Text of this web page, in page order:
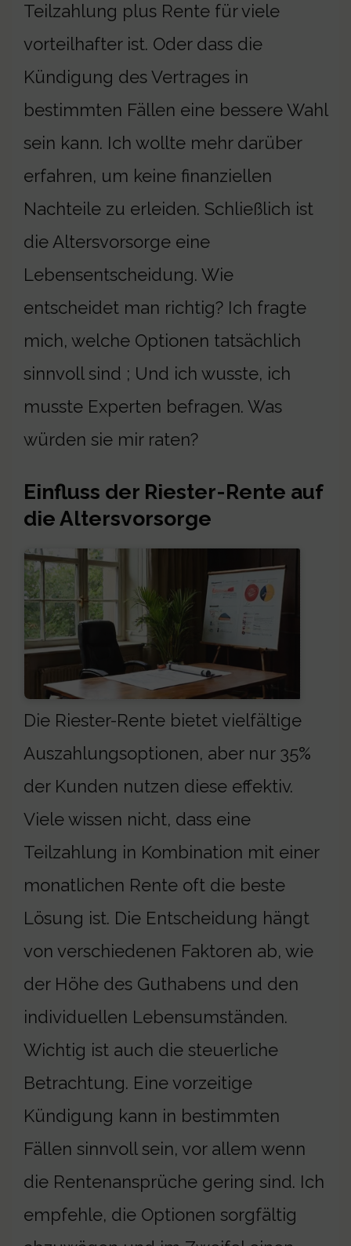
Teilzahlung plus Rente für viele
vorteilhafter ist. Oder dass die
Kündigung des Vertrages in
bestimmten Fällen eine bessere Wahl
sein kann. Ich wollte mehr darüber
erfahren, um keine finanziellen
Nachteile zu erleiden. Schließlich ist
die Altersvorsorge eine
Lebensentscheidung. Wie
entscheidet man richtig? Ich fragte
mich, welche Optionen tatsächlich
sinnvoll sind ; Und ich wusste, ich
musste Experten befragen. Was
würden sie mir raten?
Einfluss der Riester-Rente auf
die Altersvorsorge
Die Riester-Rente bietet vielfältige
Auszahlungsoptionen, aber nur 35%
der Kunden nutzen diese effektiv.
Viele wissen nicht, dass eine
Teilzahlung in Kombination mit einer
monatlichen Rente oft die beste
Lösung ist. Die Entscheidung hängt
von verschiedenen Faktoren ab, wie
der Höhe des Guthabens und den
individuellen Lebensumständen.
Wichtig ist auch die steuerliche
Betrachtung. Eine vorzeitige
Kündigung kann in bestimmten
Fällen sinnvoll sein, vor allem wenn
die Rentenansprüche gering sind. Ich
empfehle, die Optionen sorgfältig